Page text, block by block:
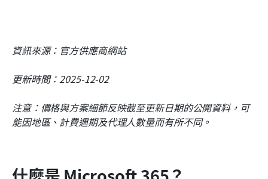
資訊來源：官方供應商網站
更新時間：2025-12-02
注意：價格與方案細節反映截至更新日期的公開資料，可
能因地區、計費週期及代理人數量而有所不同。